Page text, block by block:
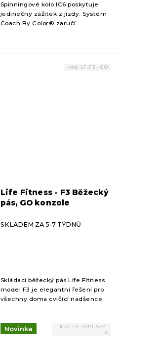
Spinningové kolo IC6 poskytuje
jedinečný zážitek z jízdy. Systém
Coach By Color® zaručí
Life Fitness - F3 Běžecký
pás, GO konzole
SKLADEM ZA 5-7 TÝDNŮ
Skládací běžecký pás Life Fitness
model F3 je elegantní řešení pro
všechny doma cvičící nadšence.
Kód: LF-F3 - GO
Novinka Kód: LF-ASPT-SE4-
16